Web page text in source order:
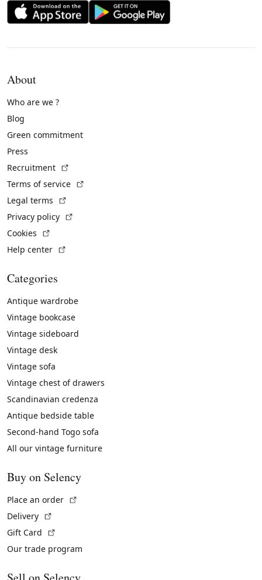
About
Who are we ?
Blog
Green commitment
Press
Recruitment
Terms of service
Legal terms
Privacy policy
Cookies
Help center
Categories
Antique wardrobe
Vintage bookcase
Vintage sideboard
Vintage desk
Vintage sofa
Vintage chest of drawers
Scandinavian credenza
Antique bedside table
Second-hand Togo sofa
All our vintage furniture
Buy on Selency
Place an order
Delivery
Gift Card
Our trade program